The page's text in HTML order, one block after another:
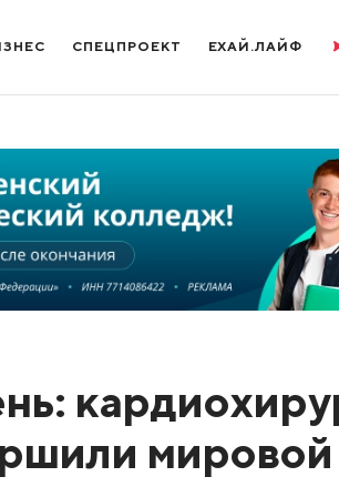
СПЕЦПРОЕКТ ЕХАЙ.ЛАЙФ